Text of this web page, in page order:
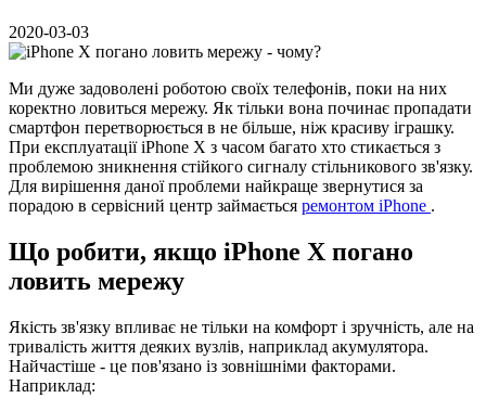
2020-03-03
Ми дуже задоволені роботою своїх телефонів, поки на них
коректно ловиться мережу. Як тільки вона починає пропадати
смартфон перетворюється в не більше, ніж красиву іграшку.
При експлуатації iPhone X з часом багато хто стикається з
проблемою зникнення стійкого сигналу стільникового зв'язку.
Для вирішення даної проблеми найкраще звернутися за
порадою в сервісний центр займається ремонтом iPhone .
Що робити, якщо iPhone X погано
ловить мережу
Якість зв'язку впливає не тільки на комфорт і зручність, але на
тривалість життя деяких вузлів, наприклад акумулятора.
Найчастіше - це пов'язано із зовнішніми факторами.
Наприклад: